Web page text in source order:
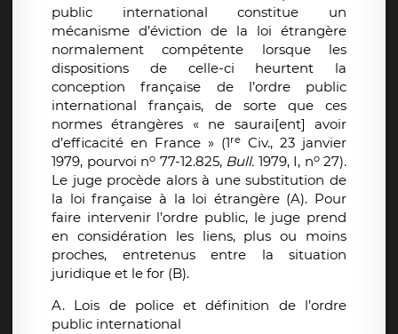
public international constitue un
mécanisme d’éviction de la loi étrangère
normalement compétente lorsque les
dispositions de celle-ci heurtent la
conception française de l’ordre public
international français, de sorte que ces
normes étrangères « ne saurai[ent] avoir
d’efficacité en France » (1re Civ., 23 janvier
1979, pourvoi no 77-12.825, Bull. 1979, I, no27).
Le juge procède alors à une substitution de
la loi française à la loi étrangère (A). Pour
faire intervenir l’ordre public, le juge prend
en considération les liens, plus ou moins
proches, entretenus entre la situation
juridique et le for (B).
A. Lois de police et définition de l’ordre
public international